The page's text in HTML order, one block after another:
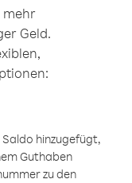
mehr
Geld.
hinzugefügt,
Guthaben
zu den